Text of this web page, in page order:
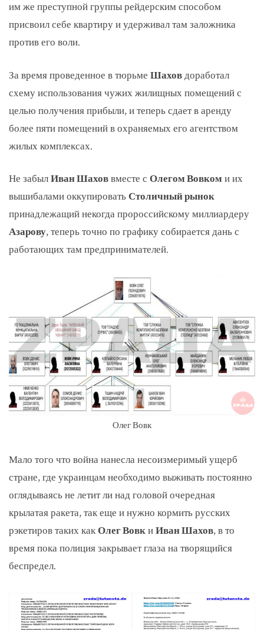
им же преступной группы рейдерским способом
присвоил себе квартиру и удерживал там заложника
против его воли.
За время проведенное в тюрьме Шаховдоработал
схему использования чужих жилищных помещений с
целью получения прибыли, и теперь сдает в аренду
более пяти помещений в охраняемых его агентством
жилых комплексах.
Не забылИван Шаховвместе с Олегом Вовком и их
вышибалами оккупироватьСтоличный рынок
принадлежащий некогда пророссийскому миллиардеру
Азарову, теперь точно по графику собирается дань с
работающих там предпринимателей.
Олег Вовк
Мало того что война нанесла несоизмеримый ущерб
стране, где украинцам необходимо выживать постоянно
оглядываясь не летит ли над головой очередная
крылатая ракета, так еще и нужно кормить русских
рэкетиров таких какОлег ВовкиИван Шахов, в то
время пока полиция закрывает глаза на творящийся
беспредел.